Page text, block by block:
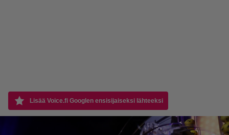
Lisää Voice.fi Googlen ensisijaiseksi lähteeksi